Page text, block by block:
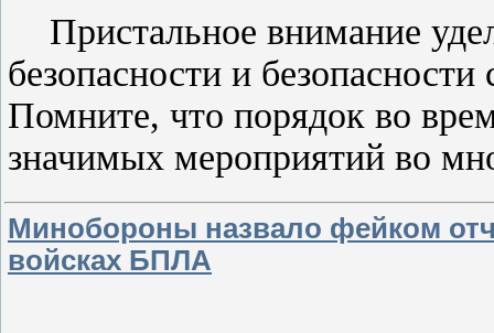
Пристальное внимание
безопасности и
Помните, что порядок во
значимых мероприятий во
Минобороны назвало фейком
войсках БПЛА